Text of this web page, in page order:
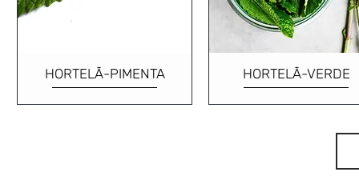
HORTELÃ-PIMENTA HORTELÃ-VERDE